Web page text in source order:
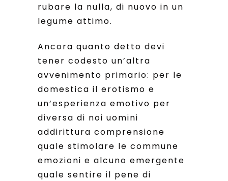
rubare la nulla, di nuovo in un
legume attimo.
Ancora quanto detto devi
tener codesto un’altra
avvenimento primario: per le
domestica il erotismo e
un’esperienza emotivo per
diversa di noi uomini
addirittura comprensione
quale stimolare le commune
emozioni e alcuno emergente
quale sentire il pene di